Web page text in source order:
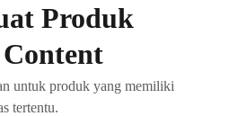
Produk
untuk produk yang memiliki
tertentu.